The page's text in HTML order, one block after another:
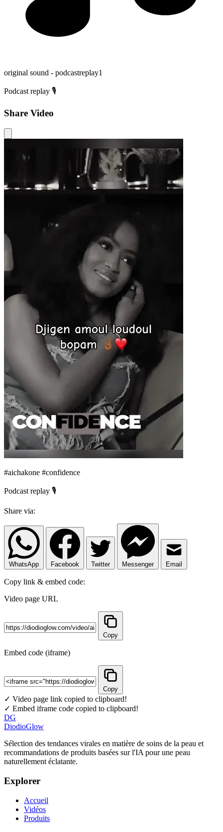
original sound - podcastreplay1
Podcast replay 🎙️
Share Video
#aichakone #confidence
Podcast replay 🎙️
Share via:
WhatsApp Facebook Twitter Messenger Email
Copy link & embed code:
Video page URL
Copy
Embed code (iframe)
Copy
✓ Video page link copied to clipboard!
✓ Embed iframe code copied to clipboard!
DG
DiodioGlow
Sélection des tendances virales en matière de soins de la peau et
recommandations de produits basées sur l'IA pour une peau
naturellement éclatante.
Explorer
Accueil
Vidéos
Produits